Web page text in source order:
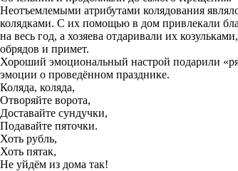
Неотъемлемыми атрибутами колядования
колядками. С их помощью в дом привлекали
на весь год, а хозяева отдаривали их
обрядов и примет.
Хороший эмоциональный настрой подарили
эмоции о проведённом празднике.
Коляда, коляда,
Отворяйте ворота,
Доставайте сундучки,
Подавайте пяточки.
Хоть рубль,
Хоть пятак,
Не уйдём из дома так!